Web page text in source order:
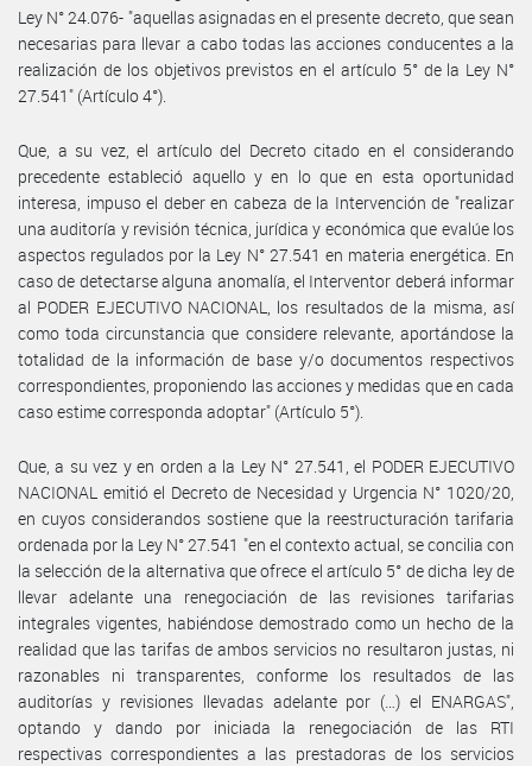
Ley N° 24.076- "aquellas asignadas en el presente decreto, que sean
necesarias para llevar a cabo todas las acciones conducentes a la
realización de los objetivos previstos en el artículo 5° de la Ley N°
27.541" (Artículo 4°).
Que, a su vez, el artículo del Decreto citado en el considerando
precedente estableció aquello y en lo que en esta oportunidad
interesa, impuso el deber en cabeza de la Intervención de "realizar
una auditoría y revisión técnica, jurídica y económica que evalúe los
aspectos regulados por la Ley N° 27.541 en materia energética. En
caso de detectarse alguna anomalía, el Interventor deberá informar
al PODER EJECUTIVO NACIONAL, los resultados de la misma, así
como toda circunstancia que considere relevante, aportándose la
totalidad de la información de base y/o documentos respectivos
correspondientes, proponiendo las acciones y medidas que en cada
caso estime corresponda adoptar" (Artículo 5°).
Que, a su vez y en orden a la Ley N° 27.541, el PODER EJECUTIVO
NACIONAL emitió el Decreto de Necesidad y Urgencia N° 1020/20,
en cuyos considerandos sostiene que la reestructuración tarifaria
ordenada por la Ley N° 27.541 "en el contexto actual, se concilia con
la selección de la alternativa que ofrece el artículo 5° de dicha ley de
llevar adelante una renegociación de las revisiones tarifarias
integrales vigentes, habiéndose demostrado como un hecho de la
realidad que las tarifas de ambos servicios no resultaron justas, ni
razonables ni transparentes, conforme los resultados de las
auditorías y revisiones llevadas adelante por (…) el ENARGAS",
optando y dando por iniciada la renegociación de las RTI
respectivas correspondientes a las prestadoras de los servicios